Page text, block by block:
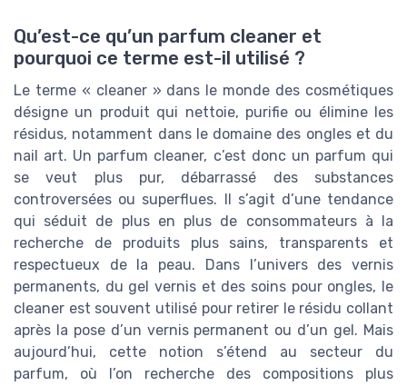
Qu’est-ce qu’un parfum cleaner et
pourquoi ce terme est-il utilisé ?
Le terme « cleaner » dans le monde des cosmétiques
désigne un produit qui nettoie, purifie ou élimine les
résidus, notamment dans le domaine des ongles et du
nail art. Un parfum cleaner, c’est donc un parfum qui
se veut plus pur, débarrassé des substances
controversées ou superflues. Il s’agit d’une tendance
qui séduit de plus en plus de consommateurs à la
recherche de produits plus sains, transparents et
respectueux de la peau. Dans l’univers des vernis
permanents, du gel vernis et des soins pour ongles, le
cleaner est souvent utilisé pour retirer le résidu collant
après la pose d’un vernis permanent ou d’un gel. Mais
aujourd’hui, cette notion s’étend au secteur du
parfum, où l’on recherche des compositions plus